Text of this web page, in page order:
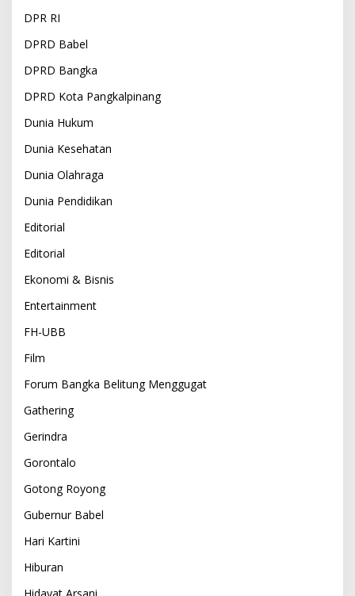
DPR RI
DPRD Babel
DPRD Bangka
DPRD Kota Pangkalpinang
Dunia Hukum
Dunia Kesehatan
Dunia Olahraga
Dunia Pendidikan
Editorial
Editorial
Ekonomi & Bisnis
Entertainment
FH-UBB
Film
Forum Bangka Belitung Menggugat
Gathering
Gerindra
Gorontalo
Gotong Royong
Gubernur Babel
Hari Kartini
Hiburan